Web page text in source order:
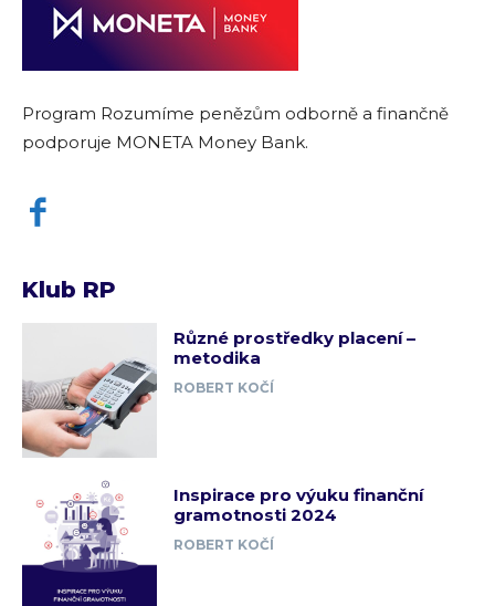
Program Rozumíme penězům odborně a finančně
podporuje MONETA Money Bank.
Klub RP
Různé prostředky placení –
metodika
ROBERT KOČÍ
Inspirace pro výuku finanční
gramotnosti 2024
ROBERT KOČÍ